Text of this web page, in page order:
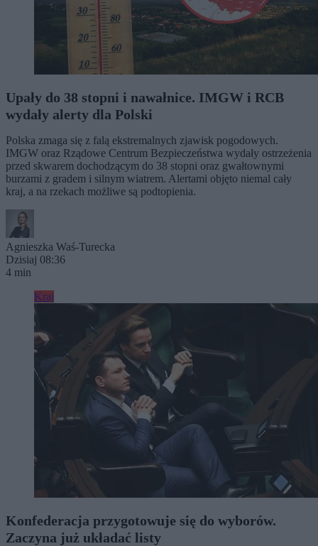
Upały do 38 stopni i nawałnice. IMGW i RCB
wydały alerty dla Polski
Polska zmaga się z falą ekstremalnych zjawisk pogodowych.
IMGW oraz Rządowe Centrum Bezpieczeństwa wydały ostrzeżenia
przed skwarem dochodzącym do 38 stopni oraz gwałtownymi
burzami z gradem i silnym wiatrem. Alertami objęto niemal cały
kraj, a na rzekach możliwe są podtopienia.
Agnieszka Waś-Turecka
Dzisiaj 08:36
4 min
Kraj
Konfederacja przygotowuje się do wyborów.
Zaczyna już układać listy